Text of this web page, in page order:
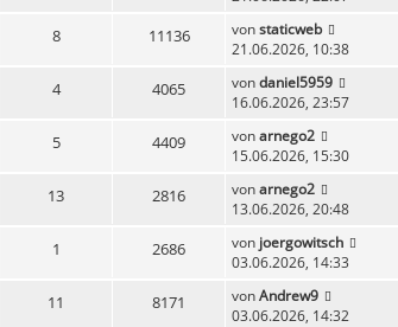
8 11136 vonstaticweb
21.06.2026, 10:38
4 4065 vondaniel5959
16.06.2026, 23:57
5 4409 vonarnego2
15.06.2026, 15:30
13 2816 vonarnego2
13.06.2026, 20:48
1 2686 von joergowitsch
03.06.2026, 14:33
11 8171 vonAndrew9
03.06.2026, 14:32